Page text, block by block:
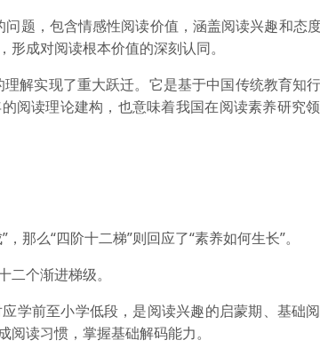
问题，包含情感性阅读价值，涵盖阅读兴趣和态
成对阅读根本价值的深刻认同。
解实现了重大跃迁。它是基于中国传统教育知
阅读理论建构，也意味着我国在阅读素养研究
那么“四阶十二梯”则回应了“素养如何生长”。
个渐进梯级。
学前至小学低段，是阅读兴趣的启蒙期、基础
读习惯，掌握基础解码能力。